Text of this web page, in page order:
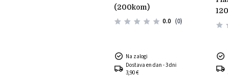
(200kom)
0.0 (0)
Na zalogi
Dostava en dan - 3 dni
3,90 €